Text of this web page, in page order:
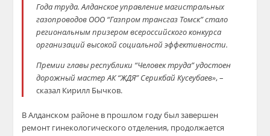
Года труда. Алданское управление магистральных
газопроводов ООО “Газпром трансгаз Томск” стало
региональным призером всероссийского конкурса
организаций высокой социальной эффективности.
Премии главы республики “Человек труда” удостоен
дорожный мастер АК “ЖДЯ” Серикбай Кусеубаев», –
сказал Кирилл Бычков.
В Алданском районе в прошлом году был завершен
ремонт гинекологического отделения, продолжается